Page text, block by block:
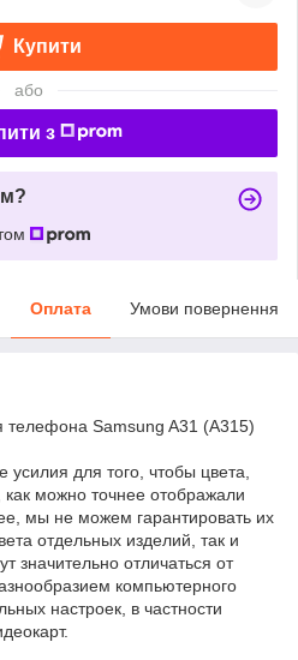
Купити
або
з
Оплата Умови повернення
телефона Samsung A31 (A315)
для того, чтобы цвета,
можно точнее отображали
мы не можем гарантировать их
отдельных изделий, так и
значительно отличаться от
компьютерного
настроек, в частности